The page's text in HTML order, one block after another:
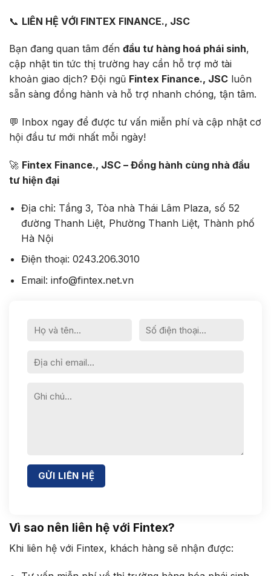
📞 LIÊN HỆ VỚI FINTEX FINANCE., JSC
Bạn đang quan tâm đến đầu tư hàng hoá phái sinh,
cập nhật tin tức thị trường hay cần hỗ trợ mở tài
khoản giao dịch? Đội ngũ Fintex Finance., JSC luôn
sẵn sàng đồng hành và hỗ trợ nhanh chóng, tận tâm.
💬 Inbox ngay để được tư vấn miễn phí và cập nhật cơ
hội đầu tư mới nhất mỗi ngày!
🚀 Fintex Finance., JSC – Đồng hành cùng nhà đầu
tư hiện đại
Địa chỉ: Tầng 3, Tòa nhà Thái Lâm Plaza, số 52
đường Thanh Liệt, Phường Thanh Liệt, Thành phố
Hà Nội
Điện thoại: 0243.206.3010
Email: info@fintex.net.vn
Vì sao nên liên hệ với Fintex?
Khi liên hệ với Fintex, khách hàng sẽ nhận được: